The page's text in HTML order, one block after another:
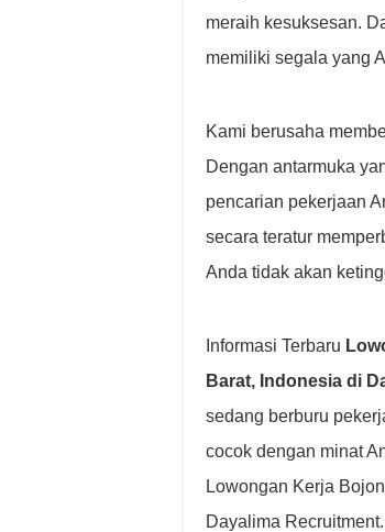
meraih kesuksesan.
memiliki segala yang
Kami berusaha
Dengan antarmuka
pencarian pekerjaan
secara teratur
Anda tidak akan
Informasi Terbaru
Barat, Indonesia di
sedang berburu
cocok dengan minat
Lowongan Kerja
Dayalima Recruitment.